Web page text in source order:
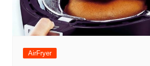
AirFryer